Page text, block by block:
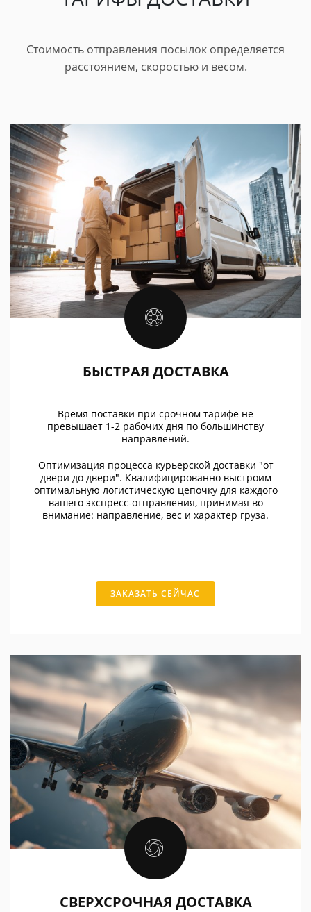
Стоимость отправления посылок определяется
расстоянием, скоростью и весом.
БЫСТРАЯ ДОСТАВКА
Время поставки при срочном тарифе не
превышает 1-2 рабочих дня по большинству
направлений.
Оптимизация процесса курьерской доставки "от
двери до двери". Квалифицированно выстроим
оптимальную логистическую цепочку для каждого
вашего экспресс-отправления, принимая во
внимание: направление, вес и характер груза.
ЗАКАЗАТЬ СЕЙЧАС
СВЕРХСРОЧНАЯ ДОСТАВКА